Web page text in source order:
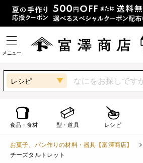
メニュー
レシピ
食品・食材 型・道具 レシピ
お菓子、パン作りの材料・器具【富澤商店】
チーズタルトレット